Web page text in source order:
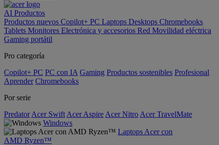
AI Productos
Productos nuevos Copilot+ PC Laptops Desktops Chromebooks
Tablets Monitores Electrónica y accesorios Red Movilidad eléctrica
Gaming portátil
Pro categoría
Copilot+ PC PC con IA Gaming Productos sostenibles Profesional
Aprender Chromebooks
Por serie
Predator Acer Swift Acer Aspire Acer Nitro Acer TravelMate
Windows
Laptops Acer con
AMD Ryzen™